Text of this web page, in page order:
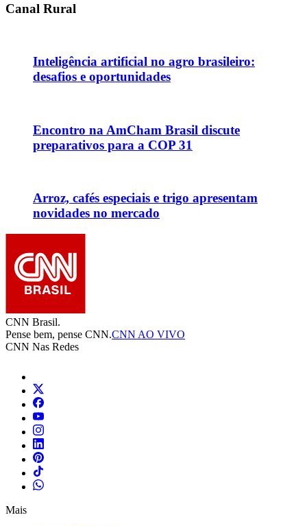
Canal Rural
Inteligência artificial no agro brasileiro:
desafios e oportunidades
Encontro na AmCham Brasil discute
preparativos para a COP 31
Arroz, cafés especiais e trigo apresentam
novidades no mercado
CNN Brasil.
Pense bem, pense CNN.CNN AO VIVO
CNN Nas Redes
Mais